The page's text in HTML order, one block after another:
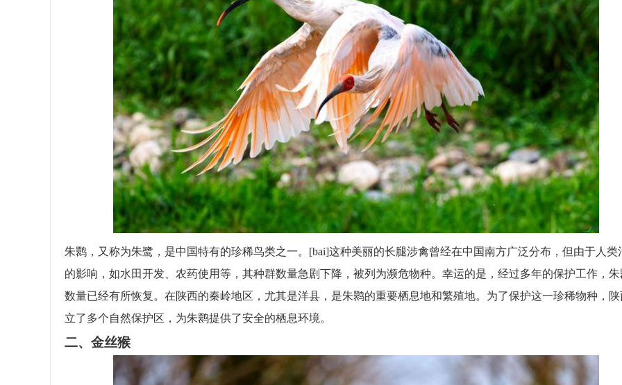
朱鹮，又称为朱鹭，是中国特有的珍稀鸟类之一。[bai]这种美丽的长腿涉禽曾经在中国南方广泛分布，但由于人类
的影响，如水田开发、农药使用等，其种群数量急剧下降，被列为濒危物种。幸运的是，经过多年的保护工作，朱
数量已经有所恢复。在陕西的秦岭地区，尤其是洋县，是朱鹮的重要栖息地和繁殖地。为了保护这一珍稀物种，陕
立了多个自然保护区，为朱鹮提供了安全的栖息环境。
二、金丝猴